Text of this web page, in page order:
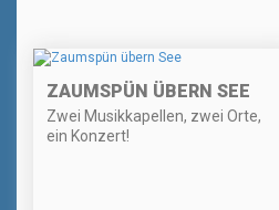
ZAUMSPÜN ÜBERN SEE
Zwei Musikkapellen, zwei Orte,
ein Konzert!